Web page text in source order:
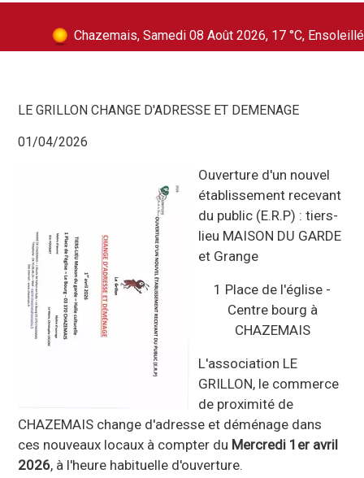
Chazemais, Samedi 08 Août 2026, 17 °C, Ensoleillé
LE GRILLON CHANGE D'ADRESSE ET DEMENAGE
01/04/2026
Ouverture d'un nouvel
établissement recevant
du public (E.R.P) : tiers-
lieu MAISON DU GARDE
et Grange
1 Place de l'église -
Centre bourg à
CHAZEMAIS
L'association LE
GRILLON, le commerce
de proximité de
CHAZEMAIS change d'adresse et déménage dans
ces nouveaux locaux à compter du Mercredi 1er avril
2026, à l'heure habituelle d'ouverture.